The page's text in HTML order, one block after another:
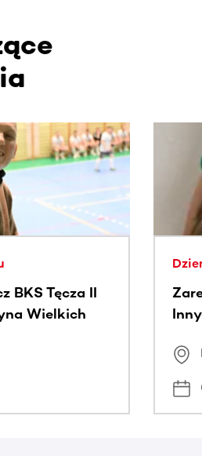
przewijane w poziomie. Użyj
BKS Tęcza II
Wielkich